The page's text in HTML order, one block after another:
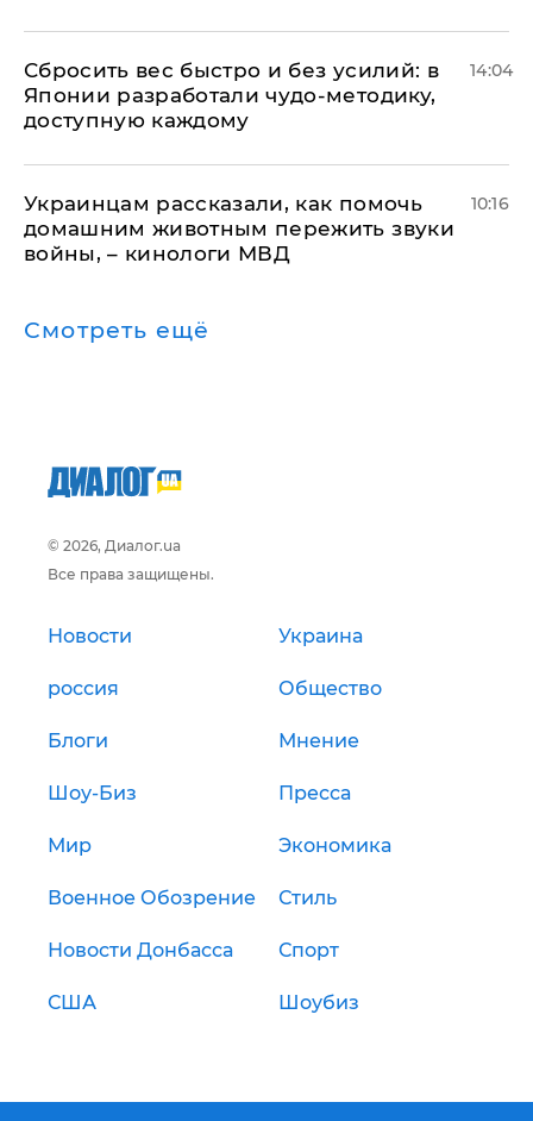
Сбросить вес быстро и без усилий: в
Японии разработали чудо-методику,
доступную каждому
14:04
Украинцам рассказали, как помочь
домашним животным пережить звуки
войны, – кинологи МВД
10:16
Смотреть ещё
© 2026, Диалог.ua
Все права защищены.
Новости Украина
россия Общество
Блоги Мнение
Шоу-Биз Пресса
Мир Экономика
Военное Обозрение Стиль
Новости Донбасса Спорт
США Шоубиз